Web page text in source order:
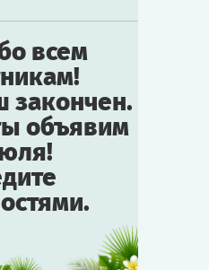
всем
закончен.
объявим